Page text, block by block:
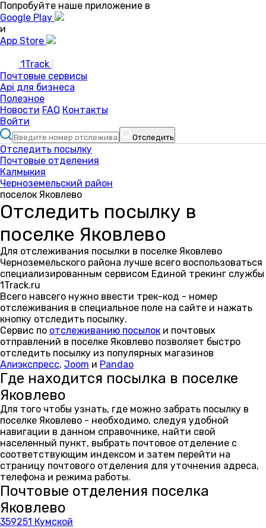
Попробуйте наше приложение в
Google Play
и
App Store
1Track
Почтовые сервисы
Api для бизнеса
Полезное
Новости FAQ Контакты
Войти
Отследить
Отследить посылку
Почтовые отделения
Калмыкия
Черноземельский район
поселок Яковлево
Отследить посылку в
поселке Яковлево
Для отслеживания посылки в поселке Яковлево
Черноземельского района лучше всего воспользоваться
специализированным сервисом Единой трекинг службы
1Track.ru
Всего навсего нужно ввести трек-код - номер
отслеживания в специальное поле на сайте и нажать
кнопку отследить посылку.
Сервис по отслеживанию посылок и почтовых
отправлений в поселке Яковлево позволяет быстро
отследить посылку из популярных магазинов
Алиэкспресс, Joom и Pandao
Где находится посылка в поселке
Яковлево
Для того чтобы узнать, где можно забрать посылку в
поселке Яковлево - необходимо, следуя удобной
навигации в данном справочнике, найти свой
населенный пункт, выбрать почтовое отделение с
соответствующим индексом и затем перейти на
страницу почтового отделения для уточнения адреса,
телефона и режима работы.
Почтовые отделения поселка
Яковлево
359251 Кумской